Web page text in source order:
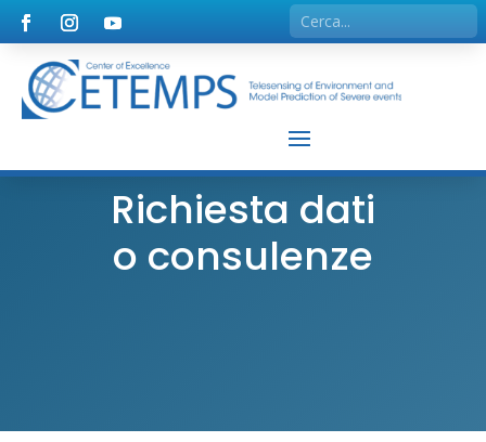
Richiesta dati
o consulenze